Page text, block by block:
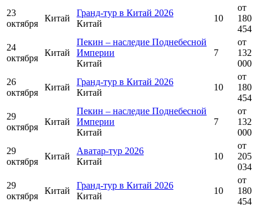
23
октября
Китай
Гранд-тур в Китай 2026
Китай
10
от
180
454
24
октября
Китай
Пекин – наследие Поднебесной
Империи
Китай
7
от
132
000
26
октября
Китай
Гранд-тур в Китай 2026
Китай
10
от
180
454
29
октября
Китай
Пекин – наследие Поднебесной
Империи
Китай
7
от
132
000
29
октября
Китай
Аватар-тур 2026
Китай
10
от
205
034
29
октября
Китай
Гранд-тур в Китай 2026
Китай
10
от
180
454